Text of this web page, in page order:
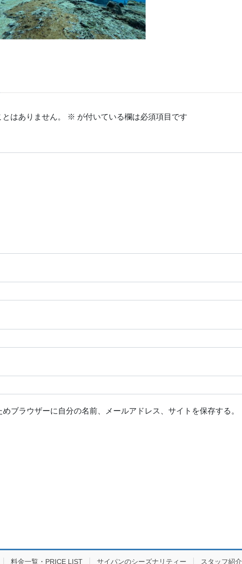
はありません。 ※ が付いている欄は必須項目です
ブラウザーに自分の名前、メールアドレス、サイトを保存する。
料金一覧・PRICE LIST サイパンのシーズナリティー スタッフ紹介